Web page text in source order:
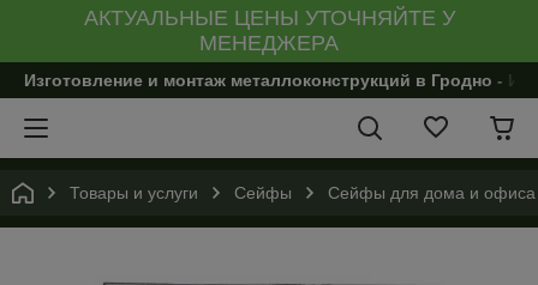
АКТУАЛЬНЫЕ ЦЕНЫ УТОЧНЯЙТЕ У
МЕНЕДЖЕРА
Изготовление и монтаж металлоконструкций в Гродно -
Товары и услуги Сейфы Сейфы для дома и офиса